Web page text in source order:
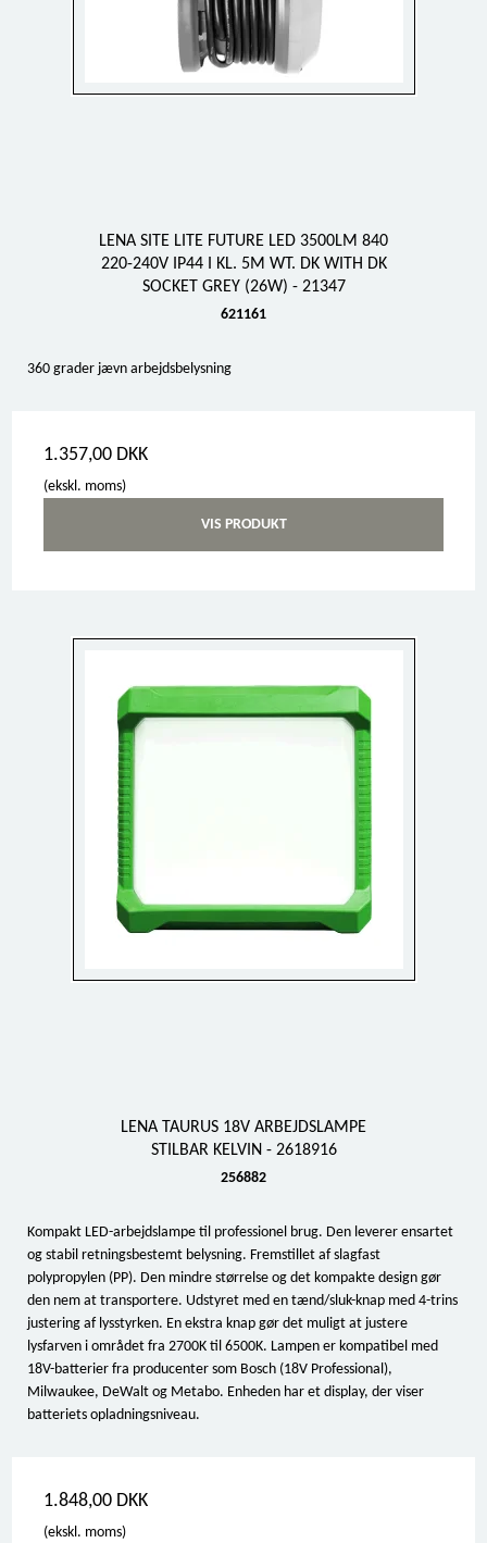
LENA SITE LITE FUTURE LED 3500LM 840
220-240V IP44 I KL. 5M WT. DK WITH DK
SOCKET GREY (26W) - 21347
621161
360 grader jævn arbejdsbelysning
1.357,00 DKK
(ekskl. moms)
VIS PRODUKT
LENA TAURUS 18V ARBEJDSLAMPE
STILBAR KELVIN - 2618916
256882
Kompakt LED-arbejdslampe til professionel brug. Den leverer ensartet
og stabil retningsbestemt belysning. Fremstillet af slagfast
polypropylen (PP). Den mindre størrelse og det kompakte design gør
den nem at transportere. Udstyret med en tænd/sluk-knap med 4-trins
justering af lysstyrken. En ekstra knap gør det muligt at justere
lysfarven i området fra 2700K til 6500K. Lampen er kompatibel med
18V-batterier fra producenter som Bosch (18V Professional),
Milwaukee, DeWalt og Metabo. Enheden har et display, der viser
batteriets opladningsniveau.
1.848,00 DKK
(ekskl. moms)